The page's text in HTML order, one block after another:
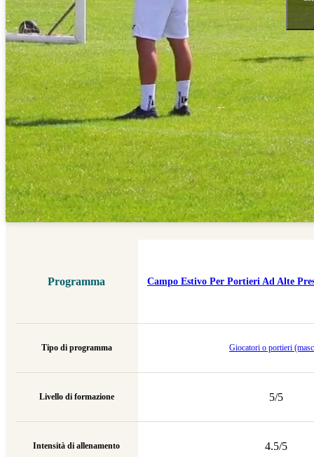
Programma
Tipo di programma
Livello di formazione
Intensità di allenamento
Campo Estivo Per Portieri Ad Alte
Giocatori o portieri
5/5
4.5/5